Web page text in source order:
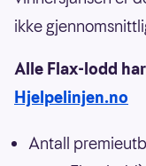
ikke
Alle Flax-lodd
Hjelpelinjen.no
Antall